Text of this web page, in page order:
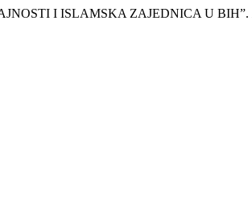
I ISLAMSKA ZAJEDNICA U BIH”.